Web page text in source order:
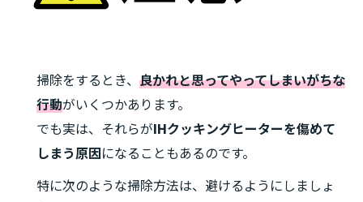
掃除をするとき、 良かれと思ってやってしまいがちな
行動がいくつかあります。
でも実は、それらが IHクッキングヒーターを傷めて
しまう原因 になることもあるのです。
特に次のような掃除方法は、避けるようにしましょ